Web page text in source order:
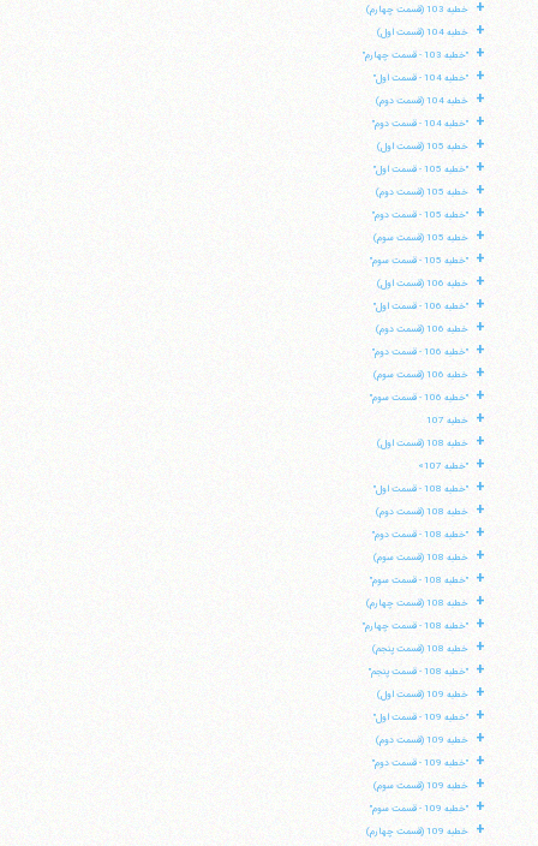
+ خطبه 103 (قسمت چهارم)
+ خطبه 104 (قسمت اول)
+ "خطبه 103 - قسمت چهارم"
+ "خطبه 104 - قسمت اول"
+ خطبه 104 (قسمت دوم)
+ "خطبه 104 - قسمت دوم"
+ خطبه 105 (قسمت اول)
+ "خطبه 105 - قسمت اول"
+ خطبه 105 (قسمت دوم)
+ "خطبه 105 - قسمت دوم"
+ خطبه 105 (قسمت سوم)
+ "خطبه 105 - قسمت سوم"
+ خطبه 106 (قسمت اول)
+ "خطبه 106 - قسمت اول"
+ خطبه 106 (قسمت دوم)
+ "خطبه 106 - قسمت دوم"
+ خطبه 106 (قسمت سوم)
+ "خطبه 106 - قسمت سوم"
+ خطبه 107
+ خطبه 108 (قسمت اول)
+ "خطبه 107»
+ "خطبه 108 - قسمت اول"
+ خطبه 108 (قسمت دوم)
+ "خطبه 108 - قسمت دوم"
+ خطبه 108 (قسمت سوم)
+ "خطبه 108 - قسمت سوم"
+ خطبه 108 (قسمت چهارم)
+ "خطبه 108 - قسمت چهارم"
+ خطبه 108 (قسمت پنجم)
+ "خطبه 108 - قسمت پنجم"
+ خطبه 109 (قسمت اول)
+ "خطبه 109 - قسمت اول"
+ خطبه 109 (قسمت دوم)
+ "خطبه 109 - قسمت دوم"
+ خطبه 109 (قسمت سوم)
+ "خطبه 109 - قسمت سوم"
+ خطبه 109 (قسمت چهارم)